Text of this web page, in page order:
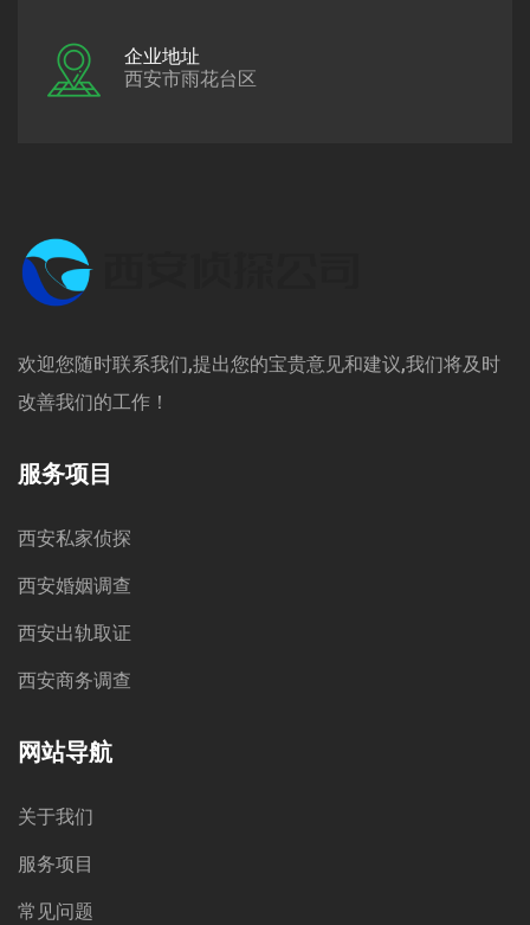
企业地址
西安市雨花台区
欢迎您随时联系我们,提出您的宝贵意见和建议,我们将及时
改善我们的工作！
服务项目
西安私家侦探
西安婚姻调查
西安出轨取证
西安商务调查
网站导航
关于我们
服务项目
常见问题